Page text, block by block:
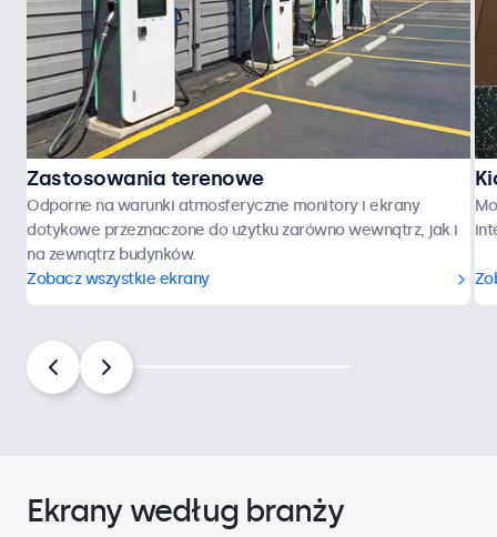
Zastosowania terenowe
Odporne na warunki atmosferyczne monitory i ekrany
dotykowe przeznaczone do użytku zarówno wewnątrz, jak i
na zewnątrz budynków.
Zobacz wszystkie ekrany
Ekrany według branży